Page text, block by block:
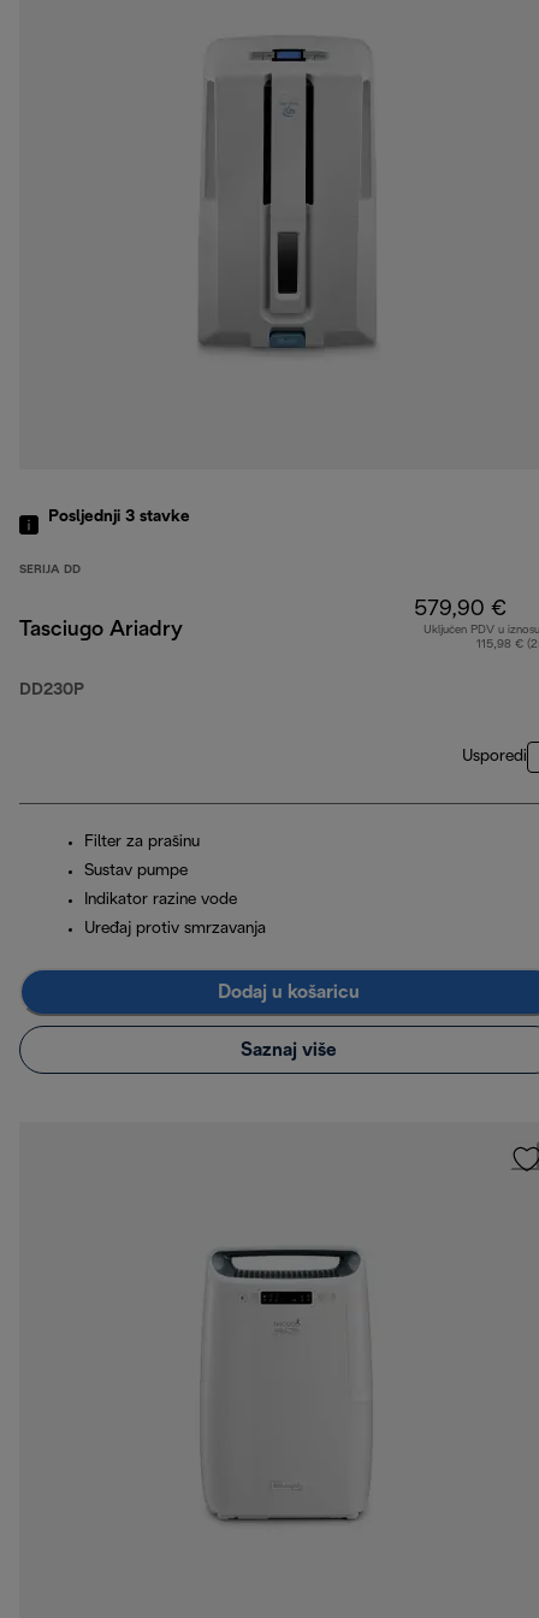
Posljednji 3 stavke
SERIJA DD
Tasciugo Ariadry
DD230P
579,90 €
Uključen PDV u
115,98 €
Usporedi
Filter za prašinu
Sustav pumpe
Indikator razine vode
Uređaj protiv smrzavanja
Dodaj u košaricu
Saznaj više